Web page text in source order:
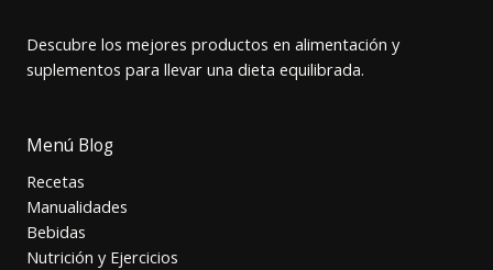
Descubre los mejores productos en alimentación y
suplementos para llevar una dieta equilibrada.
Menú Blog
Recetas
Manualidades
Bebidas
Nutrición y Ejercicios